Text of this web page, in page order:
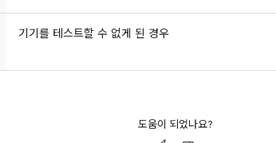
기기를 테스트할 수 없게 된 경우
도움이 되었나요?